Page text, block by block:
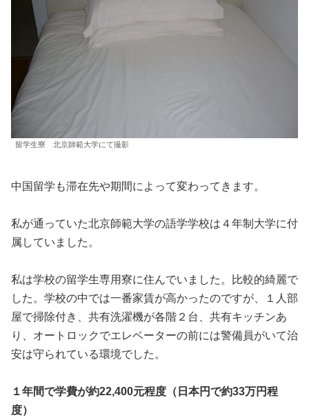
留学生寮 北京師範大学にて撮影
中国留学も滞在先や期間によって変わってきます。
私が通っていた北京師範大学の語学学校は４年制大学に付
属していました。
私は学校の留学生専用寮に住んでいました。比較的綺麗で
した。学校の中では一番家賃が高かったのですが、１人部
屋で掃除付き、共有洗濯機が各階２台、共有キッチンあ
り、オートロックでエレベーターの前には警備員がいて治
安は守られている環境でした。
１年間で学費が約22,400元程度（日本円で約33万円程
度）